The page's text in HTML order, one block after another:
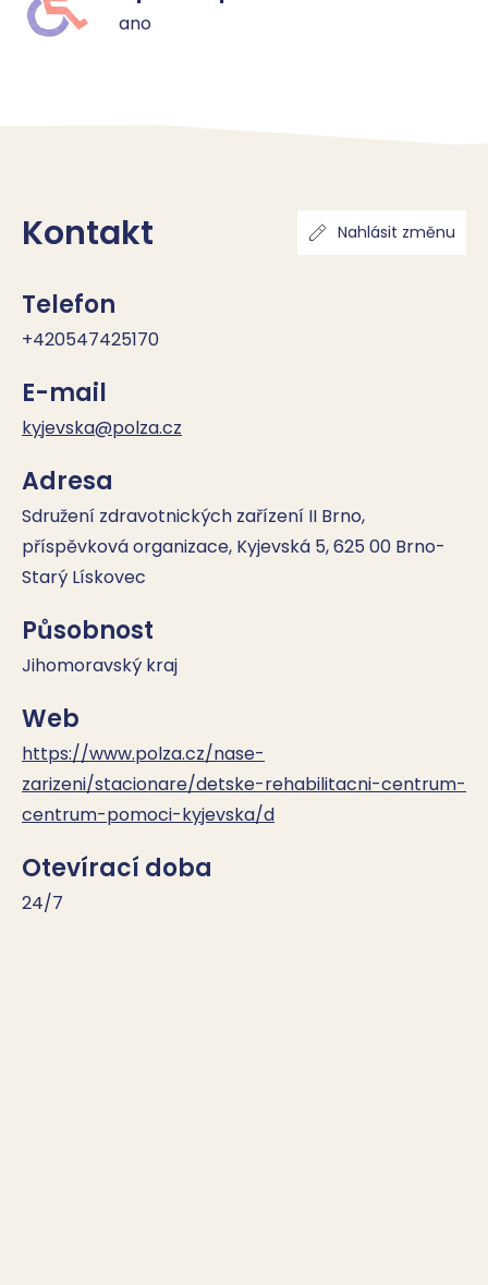
ano
Kontakt Nahlásit změnu
Telefon
+420547425170
E-mail
kyjevska@polza.cz
Adresa
Sdružení zdravotnických zařízení II Brno,
příspěvková organizace, Kyjevská 5, 625 00 Brno-
Starý Lískovec
Působnost
Jihomoravský kraj
Web
https://www.polza.cz/nase-
zarizeni/stacionare/detske-rehabilitacni-centrum-
centrum-pomoci-kyjevska/d
Otevírací doba
24/7